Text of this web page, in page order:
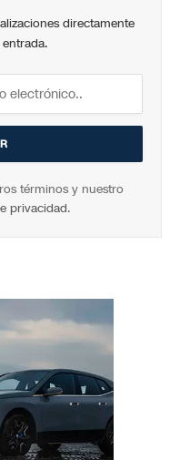
directamente
términos y nuestro
privacidad.